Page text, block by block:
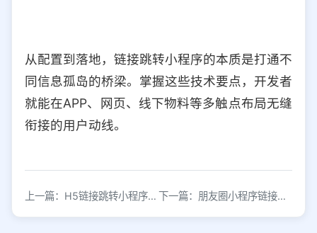
从配置到落地，链接跳转小程序的本质是打通不
同信息孤岛的桥梁。掌握这些技术要点，开发者
就能在APP、网页、线下物料等多触点布局无缝
衔接的用户动线。
上一篇：H5链接跳转小程序的完整实现方法 下一篇：朋友圈小程序链接分享：解锁社交新玩法